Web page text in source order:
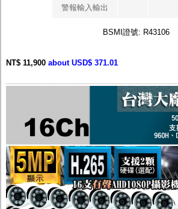
警報輸入輸出
BSMI證號: R43106
NT$ 11,900 about USD$ 371.01